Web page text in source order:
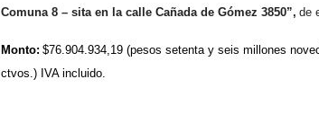
Comuna 8 – sita en la calle Cañada de Gómez 3850”, de
Monto: $76.904.934,19 (pesos setenta y seis millones
ctvos.) IVA incluido.